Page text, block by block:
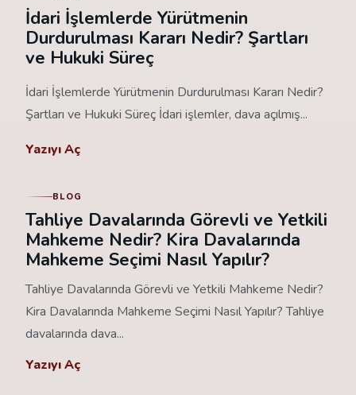
İdari İşlemlerde Yürütmenin
Durdurulması Kararı Nedir? Şartları
ve Hukuki Süreç
İdari İşlemlerde Yürütmenin Durdurulması Kararı Nedir?
Şartları ve Hukuki Süreç İdari işlemler, dava açılmış...
Yazıyı Aç
BLOG
Tahliye Davalarında Görevli ve Yetkili
Mahkeme Nedir? Kira Davalarında
Mahkeme Seçimi Nasıl Yapılır?
Tahliye Davalarında Görevli ve Yetkili Mahkeme Nedir?
Kira Davalarında Mahkeme Seçimi Nasıl Yapılır? Tahliye
davalarında dava...
Yazıyı Aç